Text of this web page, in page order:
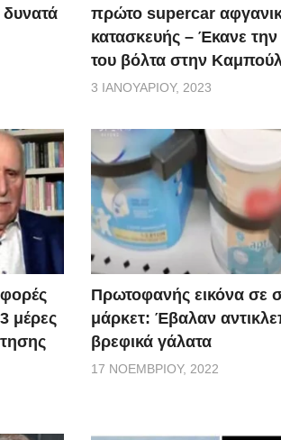
πρώτο supercar
κατασκευής – Έκανε
του βόλτα στην
3 ΙΑΝΟΥΑΡΊΟΥ, 2023
μέρες
Πρωτοφανής εικόνα σε
μάρκετ: Έβαλαν
βρεφικά γάλατα
17 ΝΟΕΜΒΡΊΟΥ, 2022